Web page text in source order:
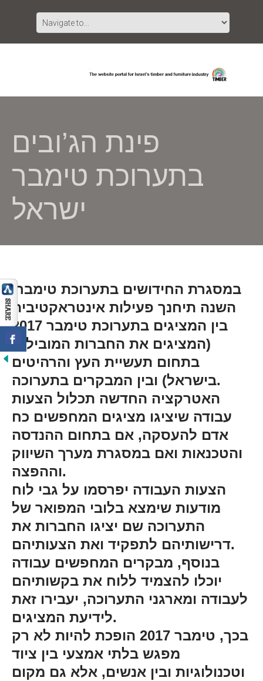
פינת הג’ובים
בתערוכת טימבר
ישראל
במסגרת החידושים בתערוכת טימבר,
השנה תיחנך פעילות אינטראקטיבית
בין המציגים בתערוכת טימבר 2017
(המציגים את החברות המובילות
בתחום תעשיית העץ והרהיטים
בישראל) ובין המבקרים בתערוכה.
האטרקציה החדשה תכלול הצעות
עבודה שיציגו מציגים המחפשים כח
אדם להעסקה, אם בתחום ההנדסה
והטכנאות ואם במסגרת מערך השיווק
וההפצה.
הצעות העבודה יפרסמו על גבי לוח
מודעות שימצא בלובי המפואר של
התערוכה שם יציגו החברות את
דרישותיהם לתפקיד ואת הצעותיהם.
בנוסף, מבקרים המחפשים עבודה
יוכלו להצמיד ללוח את בקשותיהם
לעבודה ומארגני התערוכה, יעבירו זאת
לידיעת המציגים.
בכך, טימבר 2017 הופכת להיות לא רק
מפגש בלתי אמצעי בין ציוד
וטכנולוגיות ובין אנשים, אלא גם מקום